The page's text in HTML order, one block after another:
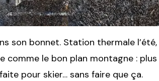
son bonnet. Station thermale l’été,
comme le bon plan montagne : plus
pour skier… sans faire que ça.